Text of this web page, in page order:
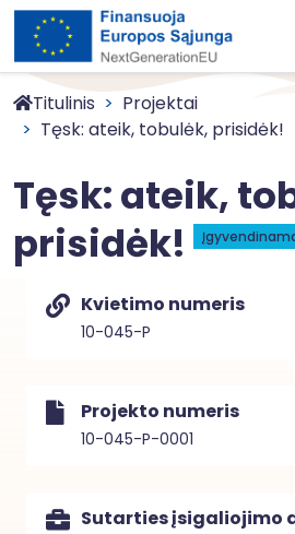
Titulinis
Projektai
Tęsk: ateik, tobulėk, prisidėk!
Tęsk: ateik,
prisidėk!
Kvietimo numeris
10-045-P
Projekto numeris
10-045-P-0001
Sutarties įsigaliojimo